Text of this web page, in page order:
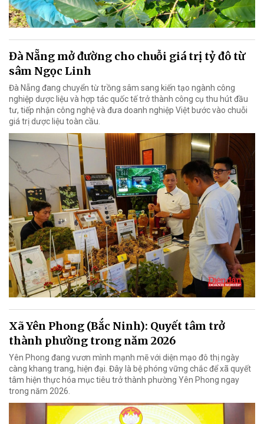
Đà Nẵng mở đường cho chuỗi giá trị tỷ đô từ
sâm Ngọc Linh
Đà Nẵng đang chuyển từ trồng sâm sang kiến tạo ngành công
nghiệp dược liệu và hợp tác quốc tế trở thành công cụ thu hút đầu
tư, tiếp nhận công nghệ và đưa doanh nghiệp Việt bước vào chuỗi
giá trị dược liệu toàn cầu.
Xã Yên Phong (Bắc Ninh): Quyết tâm trở
thành phường trong năm 2026
Yên Phong đang vươn mình mạnh mẽ với diện mạo đô thị ngày
càng khang trang, hiện đại. Đây là bệ phóng vững chắc để xã quyết
tâm hiện thực hóa mục tiêu trở thành phường Yên Phong ngay
trong năm 2026.